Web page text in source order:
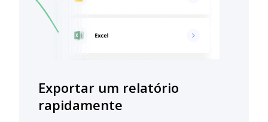
Exportar um relatório
rapidamente